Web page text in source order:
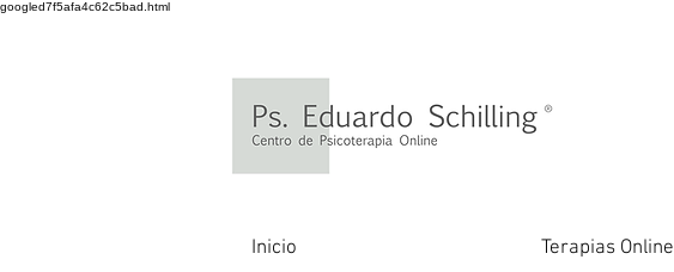
googled7f5afa4c62c5bad.html
Inicio Terapias Online